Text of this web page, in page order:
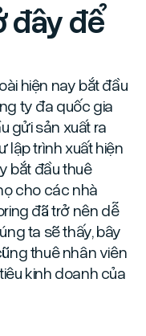
đây để
hiện nay bắt đầu
ty đa quốc gia
gửi sản xuất ra
lập trình xuất hiện
bắt đầu thuê
cho các nhà
đã trở nên dễ
ta sẽ thấy, bây
thuê nhân viên
kinh doanh của